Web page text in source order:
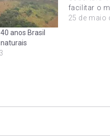
anos Brasil
facilitar o
cobertura
25 de maio